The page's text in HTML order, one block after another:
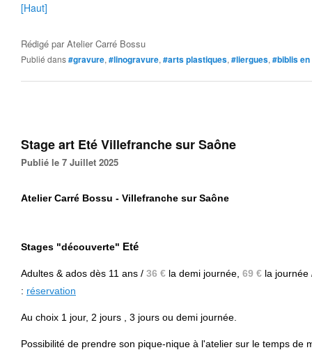
[Haut]
Rédigé parAtelier Carré Bossu
Publié dans#gravure, #linogravure, #arts plastiques, #liergues, #biblis
Stage art Eté Villefranche sur Saône
Publié le 7 Juillet 2025
Atelier Carré Bossu - Villefranche sur Saône
Stages "découverte" Eté
Adultes & ados dès 11 ans / 36 € la demi journée, 69 € la journée
: réservation
Au choix 1 jour, 2 jours , 3 jours ou demi journée.
Possibilité de prendre son pique-nique à l'atelier sur le temps de